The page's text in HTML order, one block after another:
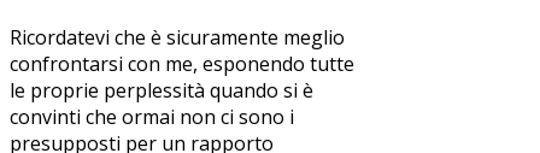
Ricordatevi che è sicuramente meglio
confrontarsi con me, esponendo tutte
le proprie perplessità quando si è
convinti che ormai non ci sono i
presupposti per un rapporto